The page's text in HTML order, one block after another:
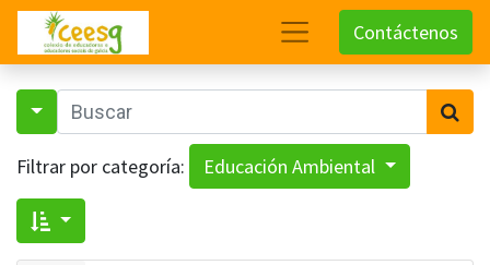
Contáctenos
Filtrar por categoría: Educación Ambiental